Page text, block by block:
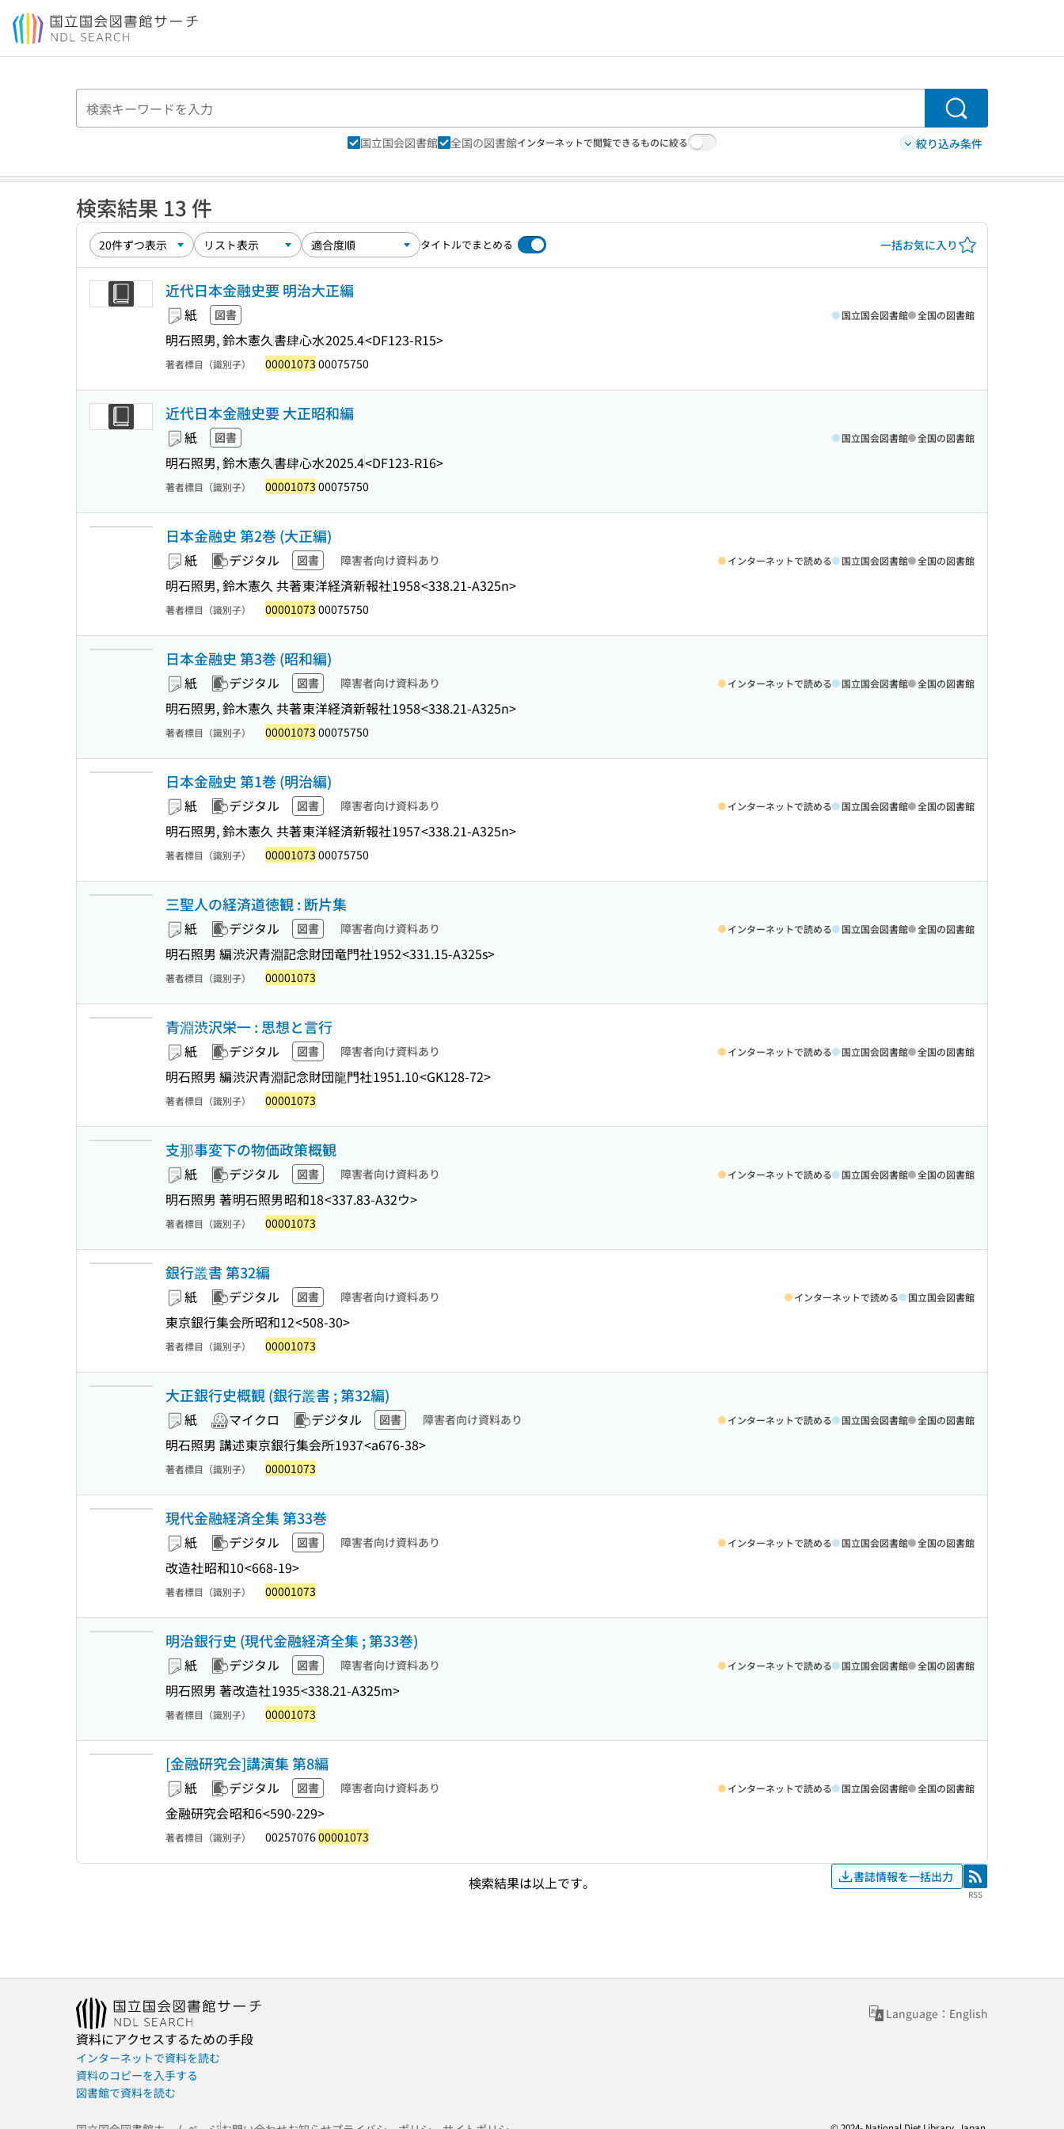
本文へ移動
検索
国立国会図書館 全国の図書館インターネットで閲覧できるものに絞る 絞り込み条件
検索結果 13 件
タイトルでまとめる 一括お気に入り
近代日本金融史要 明治大正編
紙 図書
明石照男, 鈴木憲久 書肆心水2025.4<DF123-R15>
国立国会図書館 全国の図書館
著者標目（識別子） 00001073 00075750
近代日本金融史要 大正昭和編
紙 図書
明石照男, 鈴木憲久 書肆心水2025.4<DF123-R16>
国立国会図書館 全国の図書館
著者標目（識別子） 00001073 00075750
日本金融史 第2巻 (大正編)
紙 デジタル 図書 障害者向け資料あり
明石照男, 鈴木憲久 共著東洋経済新報社1958<338.21-A325n>
インターネットで読める 国立国会図書館 全国の図書館
著者標目（識別子） 00001073 00075750
日本金融史 第3巻 (昭和編)
紙 デジタル 図書 障害者向け資料あり
明石照男, 鈴木憲久 共著東洋経済新報社1958<338.21-A325n>
インターネットで読める 国立国会図書館 全国の図書館
著者標目（識別子） 00001073 00075750
日本金融史 第1巻 (明治編)
紙 デジタル 図書 障害者向け資料あり
明石照男, 鈴木憲久 共著東洋経済新報社1957<338.21-A325n>
インターネットで読める 国立国会図書館 全国の図書館
著者標目（識別子） 00001073 00075750
三聖人の経済道徳観 : 断片集
紙 デジタル 図書 障害者向け資料あり
明石照男 編渋沢青淵記念財団竜門社1952<331.15-A325s>
インターネットで読める 国立国会図書館 全国の図書館
著者標目（識別子） 00001073
青淵渋沢栄一 : 思想と言行
紙 デジタル 図書 障害者向け資料あり
明石照男 編渋沢青淵記念財団龍門社1951.10<GK128-72>
インターネットで読める 国立国会図書館 全国の図書館
著者標目（識別子） 00001073
支那事変下の物価政策概観
紙 デジタル 図書 障害者向け資料あり
明石照男 著明石照男昭和18<337.83-A32ウ>
インターネットで読める 国立国会図書館 全国の図書館
著者標目（識別子） 00001073
銀行叢書 第32編
紙 デジタル 図書 障害者向け資料あり
東京銀行集会所昭和12<508-30>
インターネットで読める 国立国会図書館
著者標目（識別子） 00001073
大正銀行史概観 (銀行叢書 ; 第32編)
紙 マイクロ デジタル 図書 障害者向け資料あり
明石照男 講述東京銀行集会所1937<a676-38>
インターネットで読める 国立国会図書館 全国の図書館
著者標目（識別子） 00001073
現代金融経済全集 第33巻
紙 デジタル 図書 障害者向け資料あり
改造社昭和10<668-19>
インターネットで読める 国立国会図書館 全国の図書館
著者標目（識別子） 00001073
明治銀行史 (現代金融経済全集 ; 第33巻)
紙 デジタル 図書 障害者向け資料あり
明石照男 著改造社1935<338.21-A325m>
インターネットで読める 国立国会図書館 全国の図書館
著者標目（識別子） 00001073
[金融研究会]講演集 第8編
紙 デジタル 図書 障害者向け資料あり
金融研究会昭和6<590-229>
インターネットで読める 国立国会図書館 全国の図書館
著者標目（識別子） 0025707600001073
検索結果は以上です。 書誌情報を一括出力 RSS
RSS
Language：English
資料にアクセスするための手段
インターネットで資料を読む
資料のコピーを入手する
図書館で資料を読む